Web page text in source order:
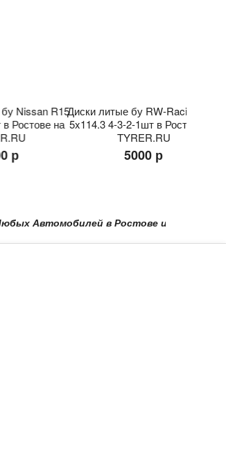
R15
на
Диски литые бу RW-Racing R15
5x114.3 4-3-2-1шт в Ростове на
TYRER.RU
5000 р
Диски
Автомобилей в Ростове и Области в